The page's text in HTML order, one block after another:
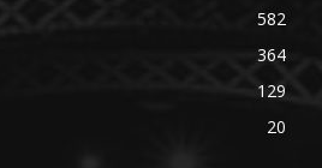
582
364
129
20